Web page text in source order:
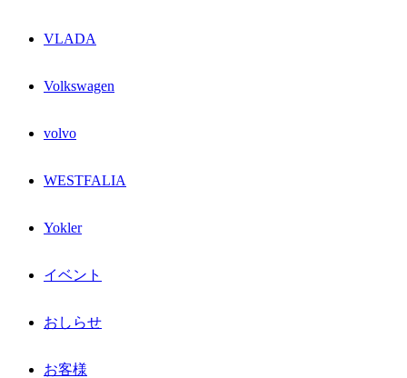
VLADA
Volkswagen
volvo
WESTFALIA
Yokler
イベント
おしらせ
お客様